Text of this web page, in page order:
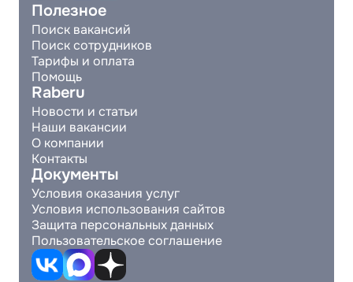
Полезное
Поиск вакансий
Поиск сотрудников
Тарифы и оплата
Помощь
Raberu
Новости и статьи
Наши вакансии
О компании
Контакты
Документы
Условия оказания услуг
Условия использования сайтов
Защита персональных данных
Пользовательское соглашение